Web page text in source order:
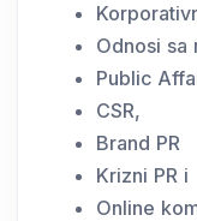
Odnosi sa
Public
CSR,
Brand PR
Krizni PR i
Online